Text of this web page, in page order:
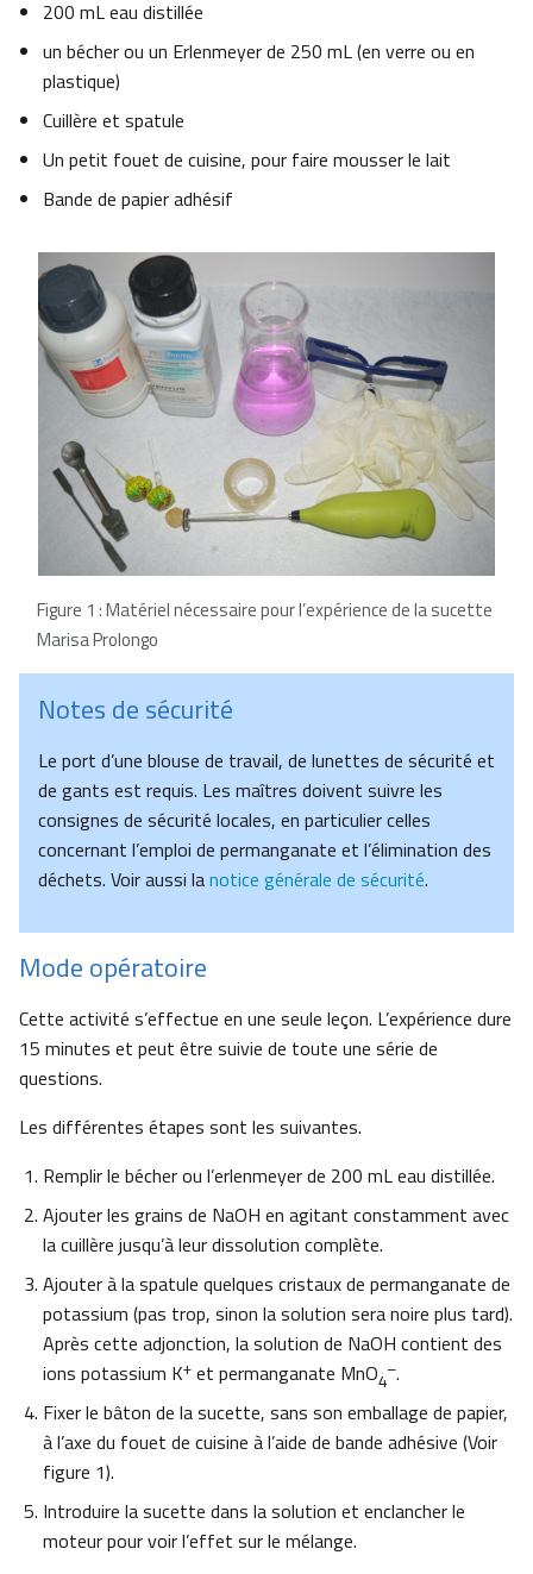
200 mL eau distillée
un bécher ou un Erlenmeyer de 250 mL (en verre ou en
plastique)
Cuillère et spatule
Un petit fouet de cuisine, pour faire mousser le lait
Bande de papier adhésif
Figure 1 : Matériel nécessaire pour l’expérience de la sucette
Marisa Prolongo
Notes de sécurité
Le port d’une blouse de travail, de lunettes de sécurité et
de gants est requis. Les maîtres doivent suivre les
consignes de sécurité locales, en particulier celles
concernant l’emploi de permanganate et l’élimination des
déchets. Voir aussi lanotice générale de sécurité.
Mode opératoire
Cette activité s’effectue en une seule leçon. L’expérience dure
15 minutes et peut être suivie de toute une série de
questions.
Les différentes étapes sont les suivantes.
Remplir le bécher ou l’erlenmeyer de 200 mL eau distillée.
Ajouter les grains de NaOH en agitant constamment avec
la cuillère jusqu’à leur dissolution complète.
Ajouter à la spatule quelques cristaux de permanganate de
potassium (pas trop, sinon la solution sera noire plus tard).
Après cette adjonction, la solution de NaOH contient des
ions potassium K+ et permanganate MnO4
–.
Fixer le bâton de la sucette, sans son emballage de papier,
à l’axe du fouet de cuisine à l’aide de bande adhésive (Voir
figure 1).
Introduire la sucette dans la solution et enclancher le
moteur pour voir l’effet sur le mélange.